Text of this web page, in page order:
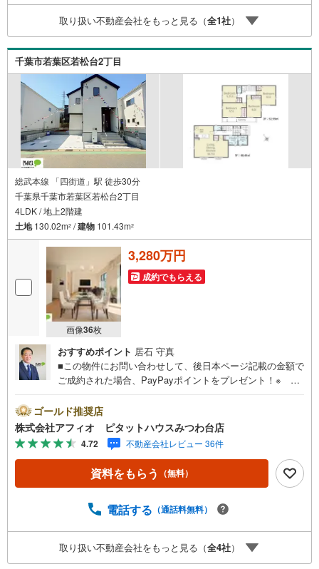
なるお家探しの、心強いパートナーになれるよう全力でサ
ポート致します！ご見学やご相談には迅速にご対応致しま
す！お気軽にお問合せ下さいませ！
取り扱い不動産会社をもっと見る（全1社）
千葉市若葉区若松台2丁目
総武本線 「四街道」駅 徒歩30分
千葉県千葉市若葉区若松台2丁目
4LDK / 地上2階建
土地130.02m2 /建物 101.43m2
画像36枚
3,280万円
成約でもらえる
おすすめポイント 居石 守真
■この物件にお問い合わせして、後日本ページ記載の金額で
ご成約された場合、PayPayポイントをプレゼント！※ 条
中‥365日ご案内いつでも大歓迎!!若松台幼稚園まで徒歩5
分・若松台小学校まで徒歩7分とお子様の通学も安心*。■1
8.7帖の広々LDK■リビング全体を見渡せるカウンターキッ
チン■あると便利なリビング収納■部屋数豊富な2階4部屋■2
部屋から出入りでき布団や洗濯物もたくさん干せるバルコ
ニー■カースペース2台分●お客様の笑顔のために。・* 千
い！● お客様の一生の宝物になるお家探しの、心強いパー
相談には迅速にご対応致します！お気軽にお問合せ下さい
ませ！
ゴールド推奨店
株式会社アフィオ ピタットハウスみつわ台店
4.72 不動産会社レビュー 36件
資料をもらう （無料）
電話する （通話料無料）
取り扱い不動産会社をもっと見る（全4社）